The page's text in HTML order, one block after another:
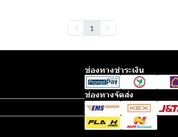
1
ช่องทางชำระเงิน
ช่องทางจัดส่ง